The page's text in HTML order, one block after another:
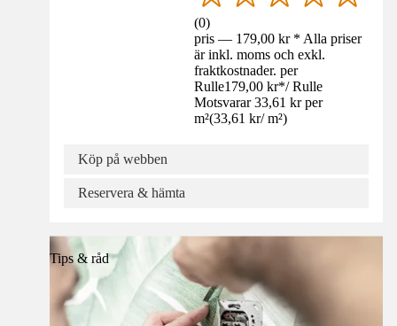
(0)
pris — 179,00 kr * Alla priser
är inkl. moms och exkl.
fraktkostnader. per
Rulle179,00 kr*/ Rulle
Motsvarar 33,61 kr per
m²(33,61 kr/ m²)
Köp på webben
Reservera & hämta
Tips & råd